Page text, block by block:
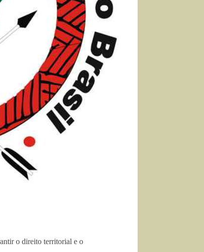
o direito territorial e o